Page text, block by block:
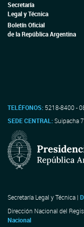
Secretaría
Legal y Técnica
Boletín Oficial
de la República Argentina
TELÉFONOS: 5218-8400 -
SEDE CENTRAL:Suipacha
Secretaría Legal y Técnica |
Dirección Nacional del
Nacional